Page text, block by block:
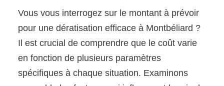
Vous vous interrogez sur le montant à prévoir
pour une dératisation efficace à Montbéliard ?
Il est crucial de comprendre que le coût varie
en fonction de plusieurs paramètres
spécifiques à chaque situation. Examinons